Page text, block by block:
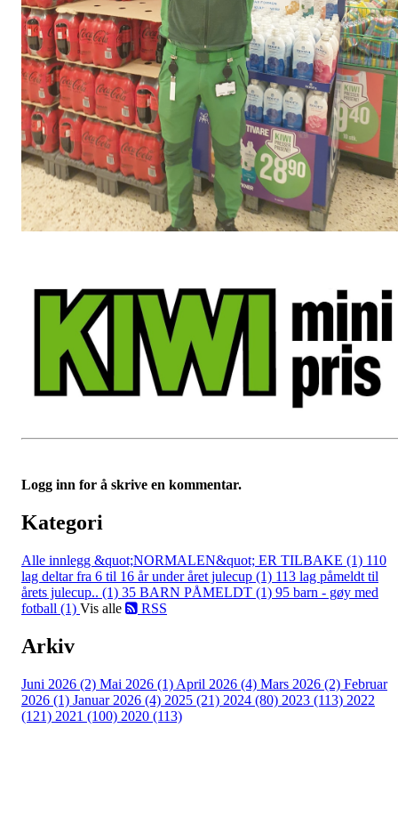
Logg inn for å skrive en kommentar.
Kategori
Alle innlegg &quot;NORMALEN&quot; ER TILBAKE (1) 110
lag deltar fra 6 til 16 år under året julecup (1) 113 lag påmeldt til
årets julecup.. (1) 35 BARN PÅMELDT (1) 95 barn - gøy med
fotball (1) Vis alle RSS
Arkiv
Juni 2026 (2) Mai 2026 (1) April 2026 (4) Mars 2026 (2) Februar
2026 (1) Januar 2026 (4) 2025 (21) 2024 (80) 2023 (113) 2022
(121) 2021 (100) 2020 (113)